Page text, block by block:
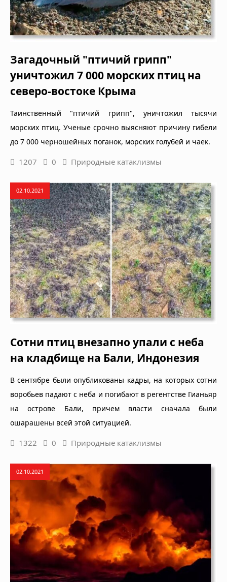
Загадочный "птичий грипп"
уничтожил 7 000 морских птиц на
северо-востоке Крыма
Таинственный "птичий грипп", уничтожил тысячи
морских птиц. Ученые срочно выясняют причину гибели
до 7 000 черношейных поганок, морских голубей и чаек.
1207 0 Природные катаклизмы
02.10.2021
Сотни птиц внезапно упали с неба
на кладбище на Бали, Индонезия
В сентябре были опубликованы кадры, на которых сотни
воробьев падают с неба и погибают в регентстве Гианьяр
на острове Бали, причем власти сначала были
ошарашены всей этой ситуацией.
1322 0 Природные катаклизмы
02.10.2021